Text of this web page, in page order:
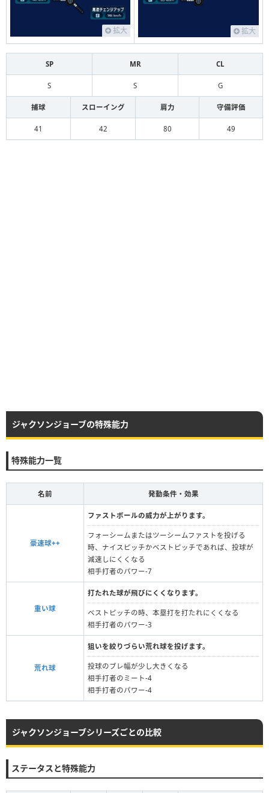
拡大 拡大
SP MR CL
S S G
捕球 スローイング 肩力 守備評価
41 42 80 49
ジャクソンジョーブの特殊能力
特殊能力一覧
名前 発動条件・効果
豪速球++
ファストボールの威力が上がります。
フォーシームまたはツーシームファストを投げる
時、ナイスピッチかベストピッチであれば、投球が
減速しにくくなる
相手打者のパワー-7
重い球
打たれた球が飛びにくくなります。
ベストピッチの時、本塁打を打たれにくくなる
相手打者のパワー-3
荒れ球
狙いを絞りづらい荒れ球を投げます。
投球のブレ幅が少し大きくなる
相手打者のミート-4
相手打者のパワー-4
ジャクソンジョーブシリーズごとの比較
ステータスと特殊能力